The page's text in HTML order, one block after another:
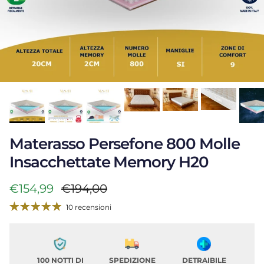
Materasso Persefone 800 Molle
Insacchettate Memory H20
Prezzo di vendita
€154,99 Prezzo normale
€194,00
10 recensioni
100 NOTTI DI
SPEDIZIONE
DETRAIBILE